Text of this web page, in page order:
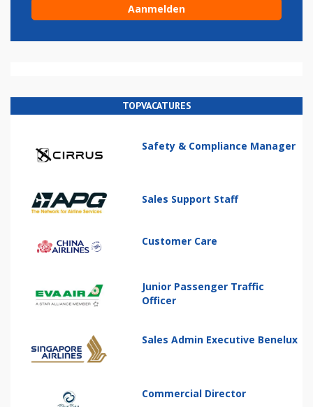
TOPVACATURES
Safety & Compliance Manager
Sales Support Staff
Customer Care
Junior Passenger Traffic
Officer
Sales Admin Executive Benelux
Commercial Director